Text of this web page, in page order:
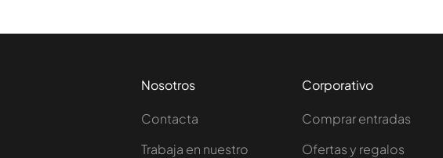
Nosotros
Contacta
Trabaja en nuestro
Corporativo
Comprar entradas
Ofertas y regalos